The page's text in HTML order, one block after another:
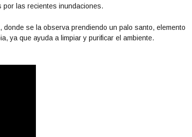
por las recientes inundaciones.
se la observa prendiendo un palo santo, elemento
ya que ayuda a limpiar y purificar el ambiente.